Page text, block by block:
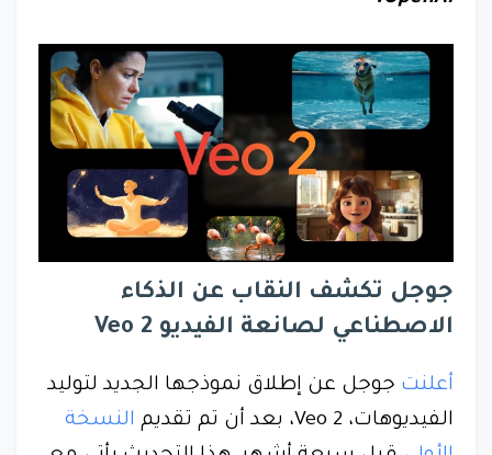
جوجل تكشف النقاب عن الذكاء
الاصطناعي لصانعة الفيديو Veo 2
أعلنت جوجل عن إطلاق نموذجها الجديد لتوليد
الفيديوهات، Veo 2، بعد أن تم تقديم
النسخة